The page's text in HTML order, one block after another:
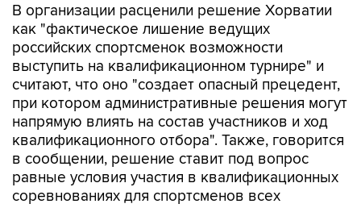
В организации расценили решение Хорватии
как "фактическое лишение ведущих
российских спортсменок возможности
выступить на квалификационном турнире" и
считают, что оно "создает опасный прецедент,
при котором административные решения могут
напрямую влиять на состав участников и ход
квалификационного отбора". Также, говорится
в сообщении, решение ставит под вопрос
равные условия участия в квалификационных
соревнованиях для спортсменов всех